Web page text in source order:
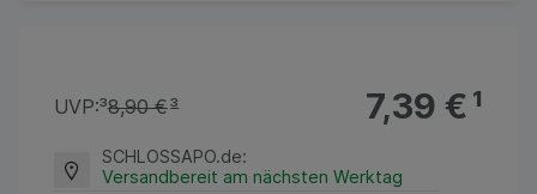
7,39 €¹
UVP:³8,90 €³
SCHLOSSAPO.de:
Versandbereit am nächsten Werktag